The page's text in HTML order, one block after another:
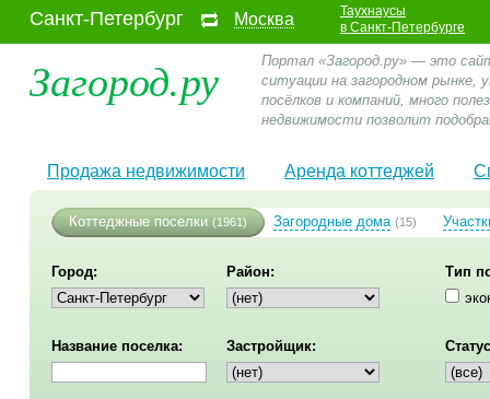
Санкт-Петербург Москва
Таухнаусы
в Санкт-Петербурге
Загород.ру
Портал «Загород.ру» — это
ситуации на загородном
посёлков и компаний, много
недвижимости позволит
Продажа недвижимости Аренда коттеджей
Коттеджные поселки (1961) Загородные дома (15)
Город: Район:
Тип
Название поселка: Застройщик: